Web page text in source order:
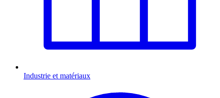
Industrie et matériaux